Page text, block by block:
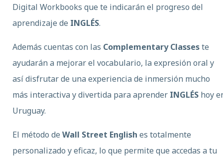
Digital Workbooks que te indicarán el progreso del
aprendizaje de INGLÉS.
Además cuentas con las Complementary Classeste
ayudarán a mejorar el vocabulario, la expresión oral y
así disfrutar de una experiencia de inmersión mucho
más interactiva y divertida para aprender INGLÉS hoy
Uruguay.
El método de Wall Street English es totalmente
personalizado y eficaz, lo que permite que accedas a tu